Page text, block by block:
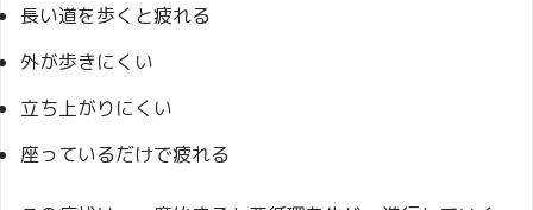
長い道を歩くと疲れる
外が歩きにくい
立ち上がりにくい
座っているだけで疲れる